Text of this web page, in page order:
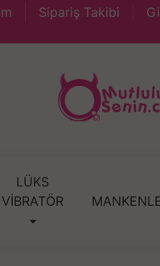
Sipariş Takibi
LÜKS
VİBRATÖR